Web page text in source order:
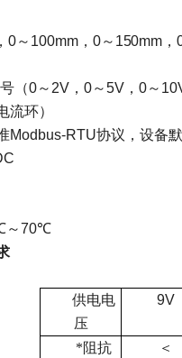
，0～ 100mm， 0～ 150mm ，
（0～ 2V， 0～5V， 0～ 10
流环）
Modbus-RTU协议，设备
～70℃
供电电
压
9V
*阻抗
＜